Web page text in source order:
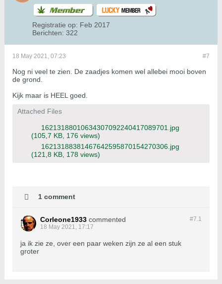
Registratie op: Feb 2017
Berichten: 322
#7
18 May 2021, 07:23
Nog ni veel te zien. De zaadjes komen wel allebei mooi boven
de grond.
Kijk maar is HEEL goed.
Attached Files
16213188010634307092240417089701.jpg
(105,7 KB, 176 views)
16213188381467642595870154270306.jpg
(121,8 KB, 178 views)
1 comment
#7.1
Corleone1933 commented
18 May 2021, 17:17
ja ik zie ze, over een paar weken zijn ze al een stuk
groter